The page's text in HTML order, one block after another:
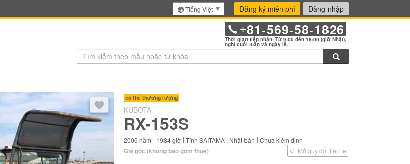
Tiếng Việt Đăng ký miễn phí Đăng nhập
+81 -569-58-1826
Thời gian tiếp nhận: Từ 9:00 đến 18:00 (giờ Nhật),
nghỉ cuối tuần và ngày lễ.
có thể thương lượng
KUBOTA
RX-153S
2006 năm 1984giờ Tỉnh SAITAMA , Nhật bản Chưa kiểm định
Sau khi đăng nhập, bạn có thể đánh dấu mặt hàng này vào thư mục bookmark.
Giá gốc (không bao gồm thuế) Mở quy đổi tiền tệ